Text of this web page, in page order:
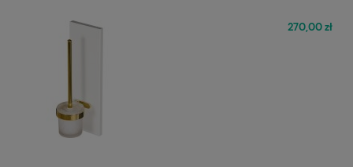
270,00 zł